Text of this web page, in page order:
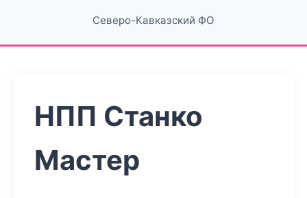
Северо-Кавказский ФО
НПП Станко
Мастер